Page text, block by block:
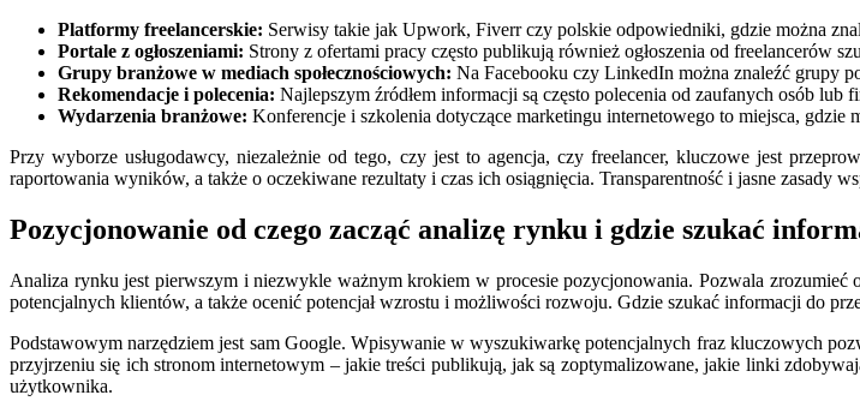
Platformy freelancerskie: Serwisy takie jak Upwork, Fiverr czy polskie odpowiedniki, gdzie można
Portale z ogłoszeniami: Strony z ofertami pracy często publikują również ogłoszenia od freelancerów
Grupy branżowe w mediach społecznościowych: Na Facebooku czy LinkedIn można znaleźć grupy
Rekomendacje i polecenia: Najlepszym źródłem informacji są często polecenia od zaufanych osób lub
Wydarzenia branżowe: Konferencje i szkolenia dotyczące marketingu internetowego to miejsca, gdzie
Przy wyborze usługodawcy, niezależnie od tego, czy jest to agencja, czy freelancer, kluczowe jest
raportowania wyników, a także o oczekiwane rezultaty i czas ich osiągnięcia. Transparentność i jasne zasady
Pozycjonowanie od czego zacząć analizę rynku i gdzie szukać
Analiza rynku jest pierwszym i niezwykle ważnym krokiem w procesie pozycjonowania. Pozwala
potencjalnych klientów, a także ocenić potencjał wzrostu i możliwości rozwoju. Gdzie szukać informacji do
Podstawowym narzędziem jest sam Google. Wpisywanie w wyszukiwarkę potencjalnych fraz kluczowych
przyjrzeniu się ich stronom internetowym – jakie treści publikują, jak są zoptymalizowane, jakie linki
użytkownika.